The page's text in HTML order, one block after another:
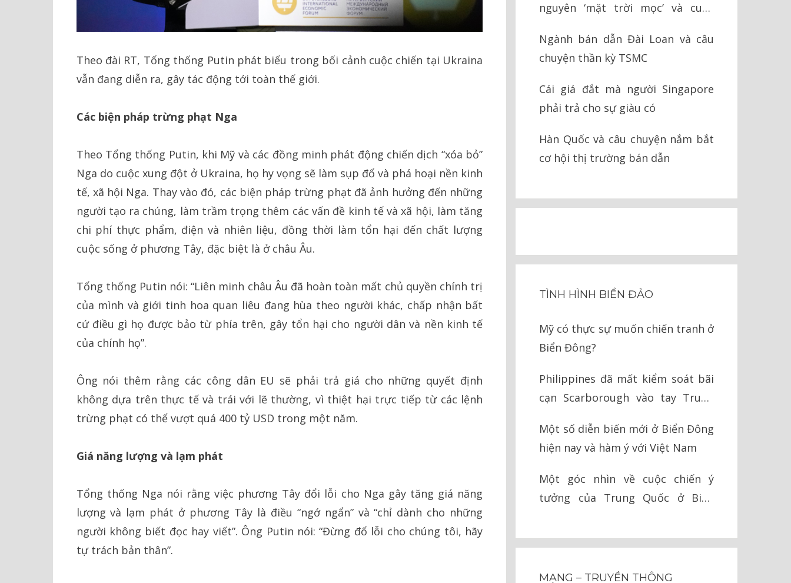
Theo đài RT, Tổng thống Putin phát biểu trong bối cảnh cuộc chiến tại Ukraina
vẫn đang diễn ra, gây tác động tới toàn thế giới.
Các biện pháp trừng phạt Nga
Theo Tổng thống Putin, khi Mỹ và các đồng minh phát động chiến dịch “xóa bỏ”
Nga do cuộc xung đột ở Ukraina, họ hy vọng sẽ làm sụp đổ và phá hoại nền kinh
tế, xã hội Nga. Thay vào đó, các biện pháp trừng phạt đã ảnh hưởng đến những
người tạo ra chúng, làm trầm trọng thêm các vấn đề kinh tế và xã hội, làm tăng
chi phí thực phẩm, điện và nhiên liệu, đồng thời làm tổn hại đến chất lượng
cuộc sống ở phương Tây, đặc biệt là ở châu Âu.
Tổng thống Putin nói: “Liên minh châu Âu đã hoàn toàn mất chủ quyền chính trị
của mình và giới tinh hoa quan liêu đang hùa theo người khác, chấp nhận bất
cứ điều gì họ được bảo từ phía trên, gây tổn hại cho người dân và nền kinh tế
của chính họ”.
Ông nói thêm rằng các công dân EU sẽ phải trả giá cho những quyết định
không dựa trên thực tế và trái với lẽ thường, vì thiệt hại trực tiếp từ các lệnh
trừng phạt có thể vượt quá 400 tỷ USD trong một năm.
Giá năng lượng và lạm phát
Tổng thống Nga nói rằng việc phương Tây đổi lỗi cho Nga gây tăng giá năng
lượng và lạm phát ở phương Tây là điều “ngớ ngẩn” và “chỉ dành cho những
người không biết đọc hay viết”. Ông Putin nói: “Đừng đổ lỗi cho chúng tôi, hãy
tự trách bản thân”.
nguyên ‘mặt trời mọc’ và cuộc
Ngành bán dẫn Đài Loan và câu
chuyện thần kỳ TSMC
Cái giá đắt mà người Singapore
phải trả cho sự giàu có
Hàn Quốc và câu chuyện nắm bắt
cơ hội thị trường bán dẫn
TÌNH HÌNH BIỂN ĐẢO
Mỹ có thực sự muốn chiến tranh ở
Biển Đông?
Philippines đã mất kiểm soát bãi
cạn Scarborough vào tay Trung
Một số diễn biến mới ở Biển Đông
hiện nay và hàm ý với Việt Nam
Một góc nhìn về cuộc chiến ý
tưởng của Trung Quốc ở Biển
MẠNG – TRUYỀN THÔNG